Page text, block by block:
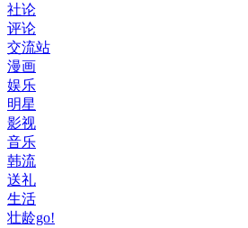
社论
评论
交流站
漫画
娱乐
明星
影视
音乐
韩流
送礼
生活
壮龄go!